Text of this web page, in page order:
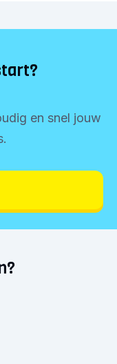
en snel jouw